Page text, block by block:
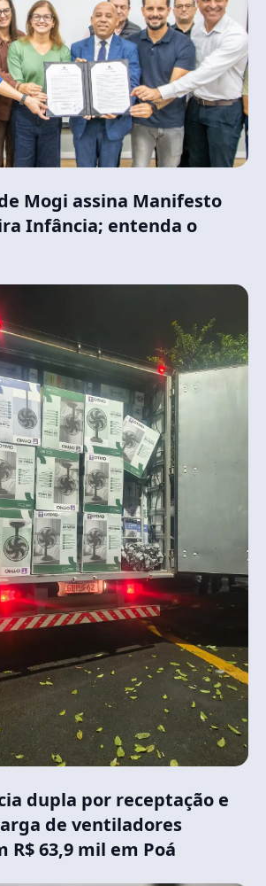
Mogi assina Manifesto
Infância; entenda o
dupla por receptação e
de ventiladores
R$ 63,9 mil em Poá